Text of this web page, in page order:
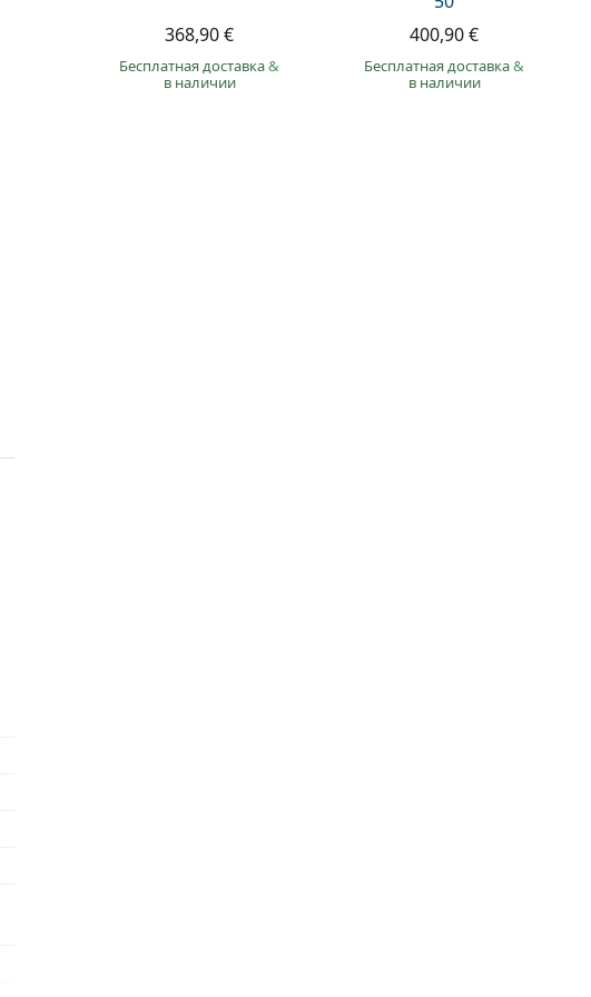
368,90 €
Бесплатная доставка&
в наличии
400,90 €
Бесплатная доставка&
в наличии